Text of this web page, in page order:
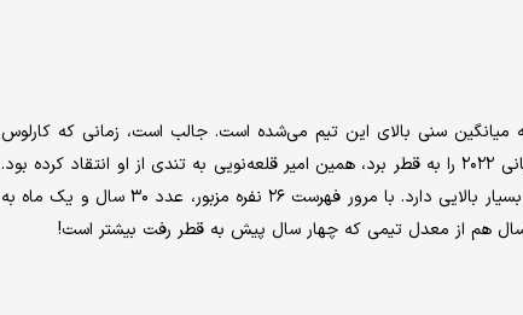
میانگین سنی بالای این تیم می‌شده است. جالب است، زمانی که کارلوس
کی‌روش هدایت ملی‌پوشان را بر عهده داشت و پیرترین تیم جام‌جهانی ۲۰۲۲ را به قطر برد، همین امیر قلعه‌نویی به تندی از او انتقاد کرده بود.
با این حال، امروز هم امیر تیمی را به جام می‌برد که میانگین سنی بسیار بالایی دارد. با مرور فهرست ۲۶ نفره مزبور، عدد ۳۰ سال و یک ماه به
هم از معدل تیمی که چهار سال پیش به قطر رفت بیشتر است!